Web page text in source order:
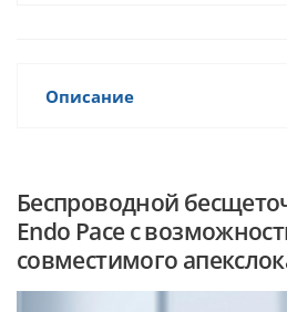
Описание
Беспроводной
Endo Pace с
совместимого